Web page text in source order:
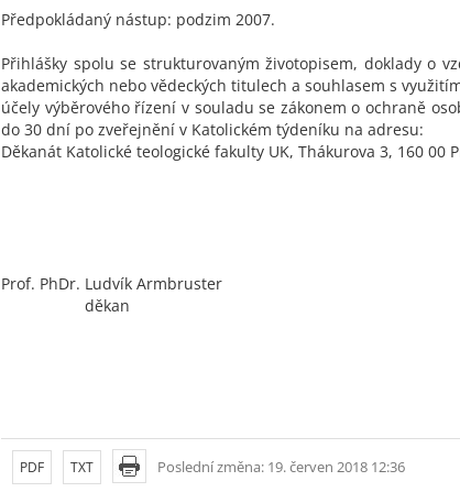
Předpokládaný nástup: podzim 2007.
Přihlášky spolu se strukturovaným životopisem, doklady o
akademických nebo vědeckých titulech a souhlasem s
účely výběrového řízení v souladu se zákonem o ochraně
do 30 dní po zveřejnění v Katolickém týdeníku na adresu:
Děkanát Katolické teologické fakulty UK, Thákurova 3, 160 00
Prof. PhDr. Ludvík Armbruster
děkan
Poslední změna: 19. červen 2018 12:36
PDF TXT